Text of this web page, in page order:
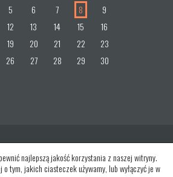
5 6 7 8
9
12 13 14 15
16
19 20 21 22
23
26 27 28 29
30
najlepszą jakość korzystania z naszej witryny.
tym, jakich ciasteczek używamy, lub wyłączyć je w